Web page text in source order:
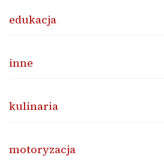
edukacja
inne
kulinaria
motoryzacja